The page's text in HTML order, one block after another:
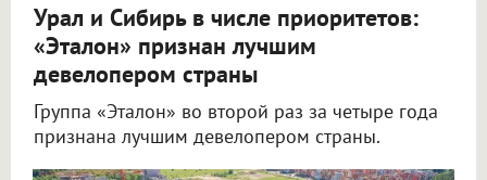
Урал и Сибирь в числе приоритетов:
«Эталон» признан лучшим
девелопером страны
Группа «Эталон» во второй раз за четыре года
признана лучшим девелопером страны.